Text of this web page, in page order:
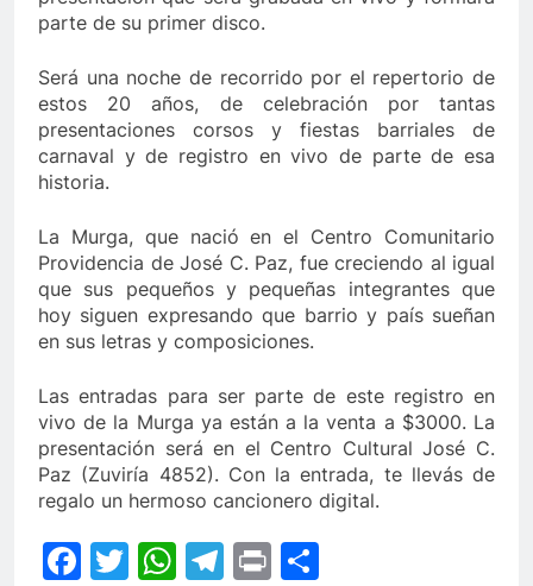
parte de su primer disco.
Será una noche de recorrido por el repertorio de
estos 20 años, de celebración por tantas
presentaciones corsos y fiestas barriales de
carnaval y de registro en vivo de parte de esa
historia.
La Murga, que nació en el Centro Comunitario
Providencia de José C. Paz, fue creciendo al igual
que sus pequeños y pequeñas integrantes que
hoy siguen expresando que barrio y país sueñan
en sus letras y composiciones.
Las entradas para ser parte de este registro en
vivo de la Murga ya están a la venta a $3000. La
presentación será en el Centro Cultural José C.
Paz (Zuviría 4852). Con la entrada, te llevás de
regalo un hermoso cancionero digital.
Facebook
Twitter
WhatsApp
Telegram
Print